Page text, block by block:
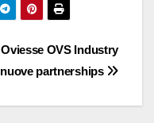
Oviesse OVS Industry
nuove partnerships